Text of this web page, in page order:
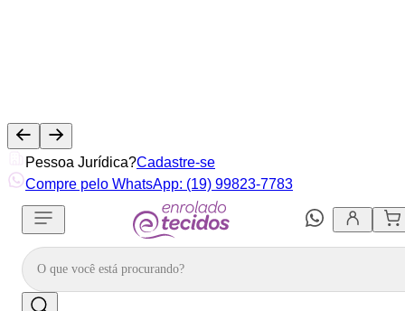
Pessoa Jurídica?Cadastre-se
Compre pelo WhatsApp: (19) 99823-7783